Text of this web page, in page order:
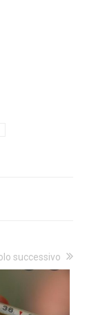
successivo